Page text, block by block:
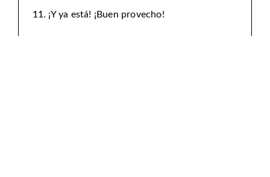
¡Y ya está! ¡Buen provecho!